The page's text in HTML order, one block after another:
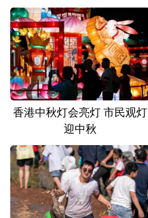
English Español
Русский язык
Deutsch Português
香港中秋灯会亮灯 市民观灯
迎中秋